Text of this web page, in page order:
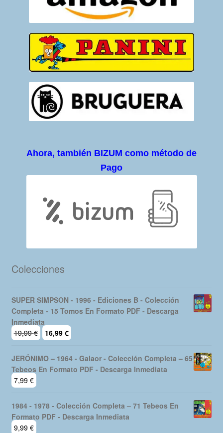
Ahora, también BIZUM como método de
Pago
Colecciones
SUPER SIMPSON - 1996 - Ediciones B - Colección
Completa - 15 Tomos En Formato PDF - Descarga
Inmediata
19,99€
El
precio
original
era:
16,99 €
actual
JERÓNIMO – 1964 - Galaor - Colección Completa – 65
Tebeos En Formato PDF - Descarga Inmediata
7,99 €
1984 - 1978 - Colección Completa – 71 Tebeos En
Formato PDF - Descarga Inmediata
9,99 €